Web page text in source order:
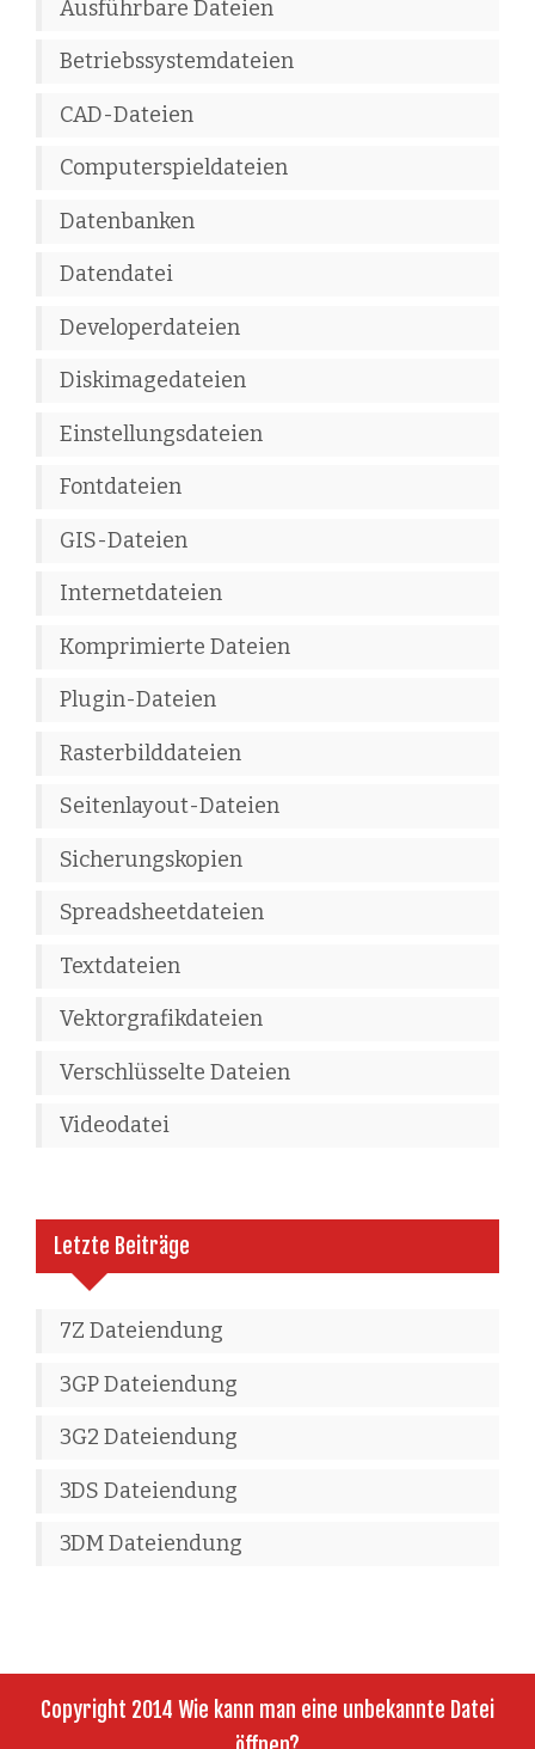
Ausführbare Dateien
Betriebssystemdateien
CAD-Dateien
Computerspieldateien
Datenbanken
Datendatei
Developerdateien
Diskimagedateien
Einstellungsdateien
Fontdateien
GIS-Dateien
Internetdateien
Komprimierte Dateien
Plugin-Dateien
Rasterbilddateien
Seitenlayout-Dateien
Sicherungskopien
Spreadsheetdateien
Textdateien
Vektorgrafikdateien
Verschlüsselte Dateien
Videodatei
Letzte Beiträge
7Z Dateiendung
3GP Dateiendung
3G2 Dateiendung
3DS Dateiendung
3DM Dateiendung
Copyright 2014 Wie kann man eine unbekannte Datei